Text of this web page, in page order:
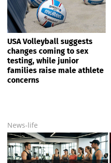
USA Volleyball suggests
changes coming to sex
testing, while junior
families raise male athlete
concerns
News-life